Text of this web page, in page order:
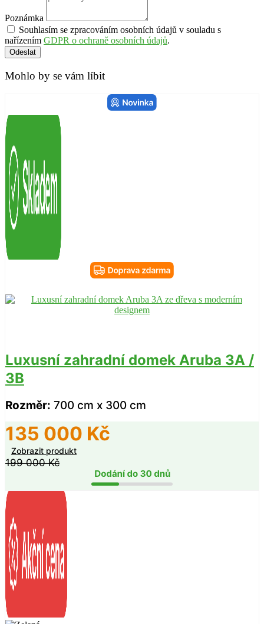
Poznámka
Souhlasím se zpracováním osobních údajů v souladu s
nařízením GDPR o ochraně osobních údajů.
Odeslat
Mohlo by se vám líbit
Luxusní zahradní domek Aruba 3A /
3B
Rozměr: 700 cm x 300 cm
135 000 Kč
Zobrazit produkt
199 000Kč